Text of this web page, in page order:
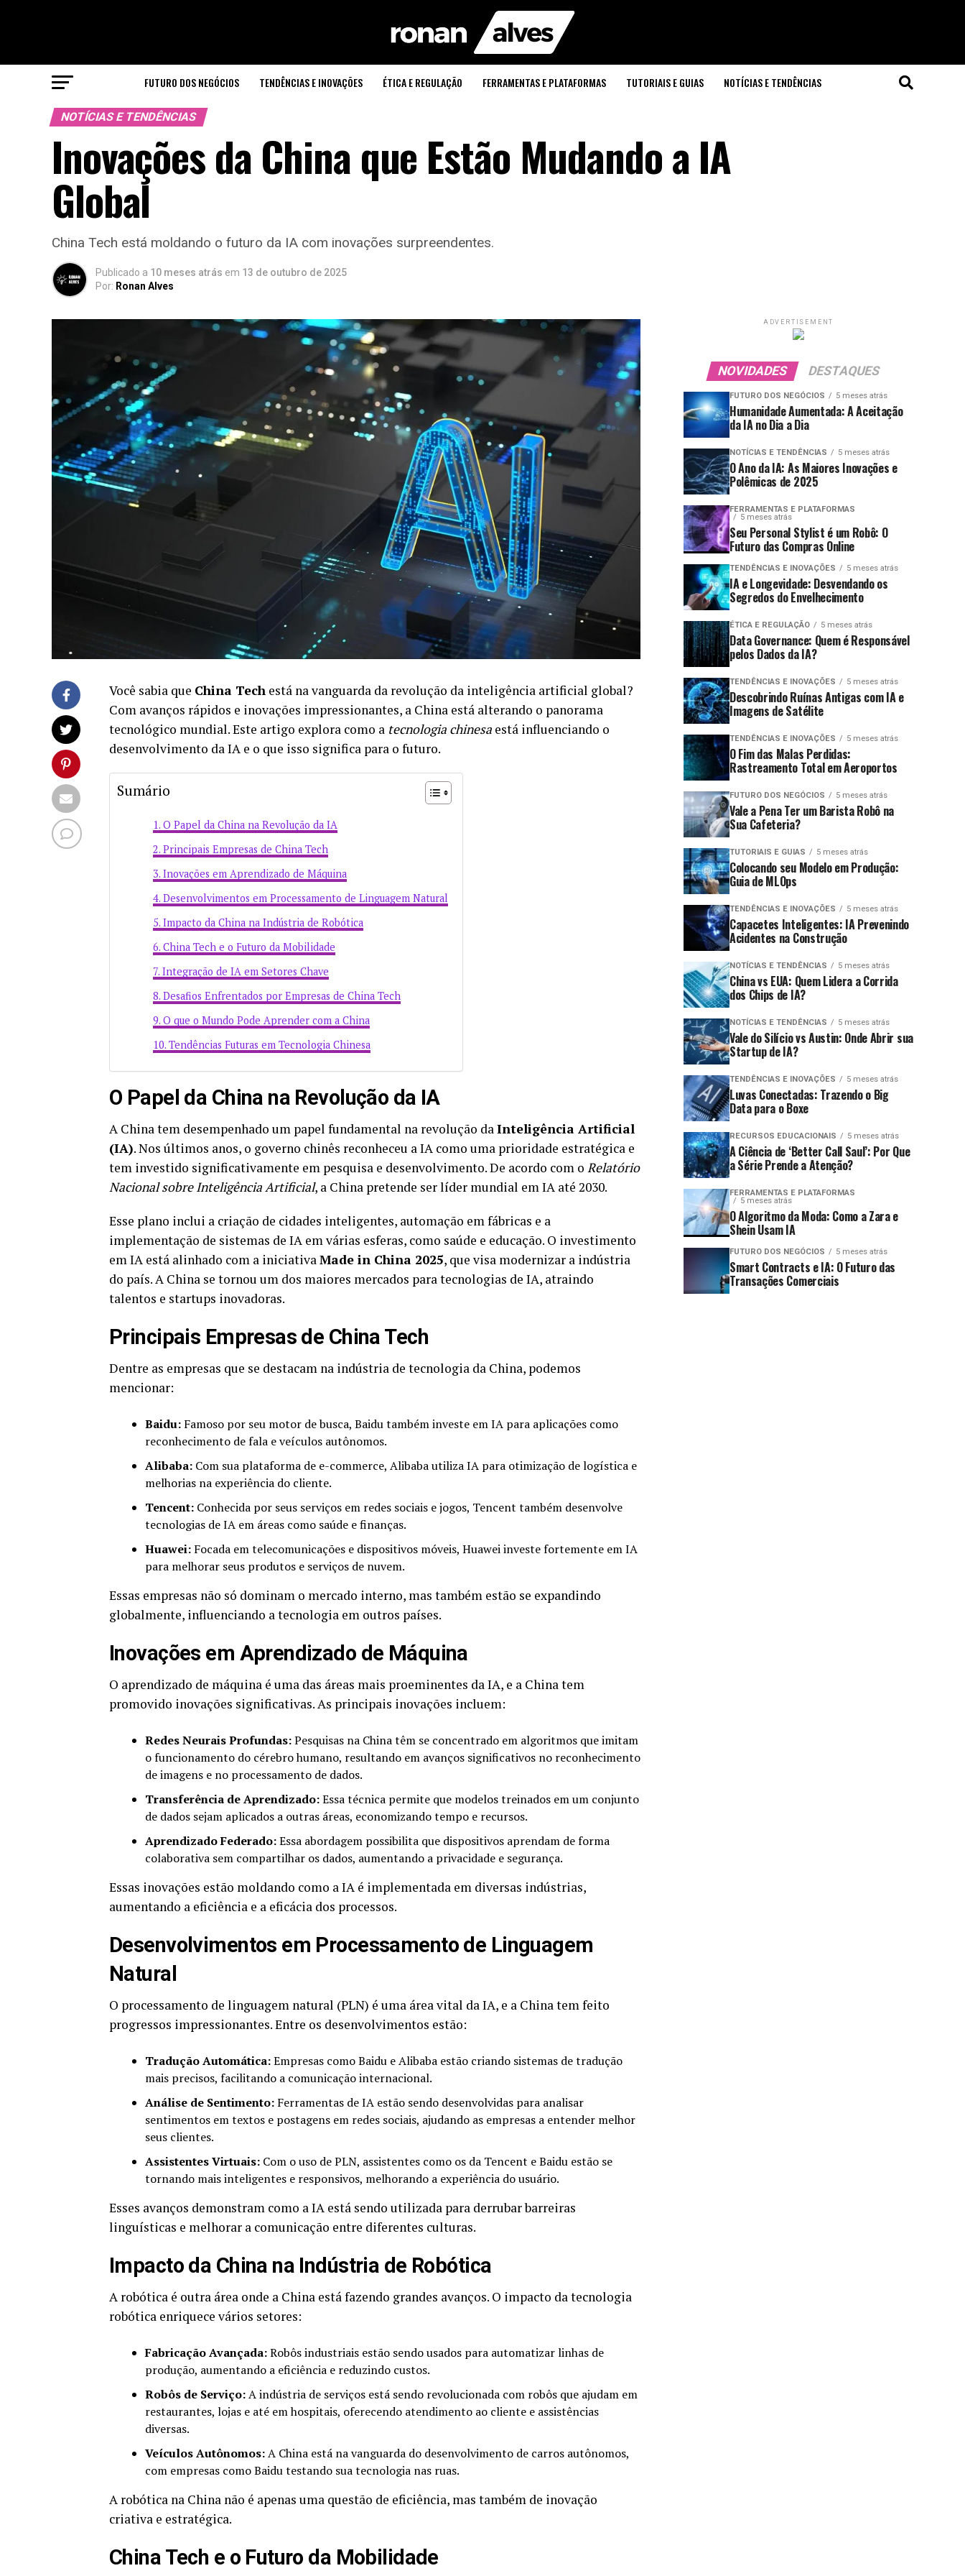
FUTURO DOS NEGÓCIOS TENDÊNCIAS E INOVAÇÕES ÉTICA E REGULAÇÃO FERRAMENTAS E PLATAFORMAS TUTORIAIS E GUIAS NOTÍCIAS E TENDÊNCIAS
NOTÍCIAS E TENDÊNCIAS
Inovações da China que Estão Mudando a IA
Global
China Tech está moldando o futuro da IA com inovações surpreendentes.
Publicado a 10 meses atrás em 13 de outubro de 2025
Por: Ronan Alves
Você sabia que China Tech está na vanguarda da revolução da inteligência artificial global?
Com avanços rápidos e inovações impressionantes, a China está alterando o panorama
tecnológico mundial. Este artigo explora como a tecnologia chinesa está influenciando o
desenvolvimento da IA e o que isso significa para o futuro.
Sumário
O Papel da China na Revolução da IA
Principais Empresas de China Tech
Inovações em Aprendizado de Máquina
Desenvolvimentos em Processamento de Linguagem Natural
Impacto da China na Indústria de Robótica
China Tech e o Futuro da Mobilidade
Integração de IA em Setores Chave
Desafios Enfrentados por Empresas de China Tech
O que o Mundo Pode Aprender com a China
Tendências Futuras em Tecnologia Chinesa
O Papel da China na Revolução da IA
A China tem desempenhado um papel fundamental na revolução daInteligência Artificial
(IA). Nos últimos anos, o governo chinês reconheceu a IA como uma prioridade estratégica e
tem investido significativamente em pesquisa e desenvolvimento. De acordo com o Relatório
Nacional sobre Inteligência Artificial, a China pretende ser líder mundial em IA até 2030.
Esse plano inclui a criação de cidades inteligentes, automação em fábricas e a
implementação de sistemas de IA em várias esferas, como saúde e educação. O investimento
em IA está alinhado com a iniciativaMade in China 2025, que visa modernizar a indústria
do país. A China se tornou um dos maiores mercados para tecnologias de IA, atraindo
talentos e startups inovadoras.
Principais Empresas de China Tech
Dentre as empresas que se destacam na indústria de tecnologia da China, podemos
mencionar:
Baidu: Famoso por seu motor de busca, Baidu também investe em IA para aplicações como
reconhecimento de fala e veículos autônomos.
Alibaba: Com sua plataforma de e-commerce, Alibaba utiliza IA para otimização de logística e
melhorias na experiência do cliente.
Tencent: Conhecida por seus serviços em redes sociais e jogos, Tencent também desenvolve
tecnologias de IA em áreas como saúde e finanças.
Huawei: Focada em telecomunicações e dispositivos móveis, Huawei investe fortemente em IA
para melhorar seus produtos e serviços de nuvem.
Essas empresas não só dominam o mercado interno, mas também estão se expandindo
globalmente, influenciando a tecnologia em outros países.
Inovações em Aprendizado de Máquina
O aprendizado de máquina é uma das áreas mais proeminentes da IA, e a China tem
promovido inovações significativas. As principais inovações incluem:
Redes Neurais Profundas:Pesquisas na China têm se concentrado em algoritmos que imitam
o funcionamento do cérebro humano, resultando em avanços significativos no reconhecimento
de imagens e no processamento de dados.
Transferência de Aprendizado:Essa técnica permite que modelos treinados em um conjunto
de dados sejam aplicados a outras áreas, economizando tempo e recursos.
Aprendizado Federado:Essa abordagem possibilita que dispositivos aprendam de forma
colaborativa sem compartilhar os dados, aumentando a privacidade e segurança.
Essas inovações estão moldando como a IA é implementada em diversas indústrias,
aumentando a eficiência e a eficácia dos processos.
Desenvolvimentos em Processamento de Linguagem
Natural
O processamento de linguagem natural (PLN) é uma área vital da IA, e a China tem feito
progressos impressionantes. Entre os desenvolvimentos estão:
Tradução Automática:Empresas como Baidu e Alibaba estão criando sistemas de tradução
mais precisos, facilitando a comunicação internacional.
Análise de Sentimento: Ferramentas de IA estão sendo desenvolvidas para analisar
sentimentos em textos e postagens em redes sociais, ajudando as empresas a entender melhor
seus clientes.
Assistentes Virtuais: Com o uso de PLN, assistentes como os da Tencent e Baidu estão se
tornando mais inteligentes e responsivos, melhorando a experiência do usuário.
Esses avanços demonstram como a IA está sendo utilizada para derrubar barreiras
linguísticas e melhorar a comunicação entre diferentes culturas.
Impacto da China na Indústria de Robótica
A robótica é outra área onde a China está fazendo grandes avanços. O impacto da tecnologia
robótica enriquece vários setores:
Fabricação Avançada:Robôs industriais estão sendo usados para automatizar linhas de
produção, aumentando a eficiência e reduzindo custos.
Robôs de Serviço:A indústria de serviços está sendo revolucionada com robôs que ajudam em
restaurantes, lojas e até em hospitais, oferecendo atendimento ao cliente e assistências
diversas.
Veículos Autônomos:A China está na vanguarda do desenvolvimento de carros autônomos,
com empresas como Baidu testando sua tecnologia nas ruas.
A robótica na China não é apenas uma questão de eficiência, mas também de inovação
criativa e estratégica.
China Tech e o Futuro da Mobilidade
ADVERTISEMENT
NOVIDADES DESTAQUES
FUTURO DOS NEGÓCIOS 5 meses atrás
Humanidade Aumentada: A Aceitação
da IA no Dia a Dia
NOTÍCIAS E TENDÊNCIAS 5 meses atrás
O Ano da IA: As Maiores Inovações e
Polêmicas de 2025
FERRAMENTAS E PLATAFORMAS
5 meses atrás
Seu Personal Stylist é um Robô: O
Futuro das Compras Online
TENDÊNCIAS E INOVAÇÕES 5 meses atrás
IA e Longevidade: Desvendando os
Segredos do Envelhecimento
ÉTICA E REGULAÇÃO 5 meses atrás
Data Governance: Quem é Responsável
pelos Dados da IA?
TENDÊNCIAS E INOVAÇÕES 5 meses atrás
Descobrindo Ruínas Antigas com IA e
Imagens de Satélite
TENDÊNCIAS E INOVAÇÕES 5 meses atrás
O Fim das Malas Perdidas:
Rastreamento Total em Aeroportos
FUTURO DOS NEGÓCIOS 5 meses atrás
Vale a Pena Ter um Barista Robô na
Sua Cafeteria?
TUTORIAIS E GUIAS 5 meses atrás
Colocando seu Modelo em Produção:
Guia de MLOps
TENDÊNCIAS E INOVAÇÕES 5 meses atrás
Capacetes Inteligentes: IA Prevenindo
Acidentes na Construção
NOTÍCIAS E TENDÊNCIAS 5 meses atrás
China vs EUA: Quem Lidera a Corrida
dos Chips de IA?
NOTÍCIAS E TENDÊNCIAS 5 meses atrás
Vale do Silício vs Austin: Onde Abrir sua
Startup de IA?
TENDÊNCIAS E INOVAÇÕES 5 meses atrás
Luvas Conectadas: Trazendo o Big
Data para o Boxe
RECURSOS EDUCACIONAIS 5 meses atrás
A Ciência de ‘Better Call Saul’: Por Que
a Série Prende a Atenção?
FERRAMENTAS E PLATAFORMAS
5 meses atrás
O Algoritmo da Moda: Como a Zara e
Shein Usam IA
FUTURO DOS NEGÓCIOS 5 meses atrás
Smart Contracts e IA: O Futuro das
Transações Comerciais